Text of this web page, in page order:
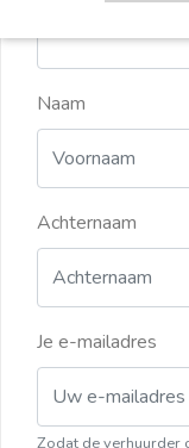
Naam
Achternaam
Je e-mailadres
Zodat de verhuurder